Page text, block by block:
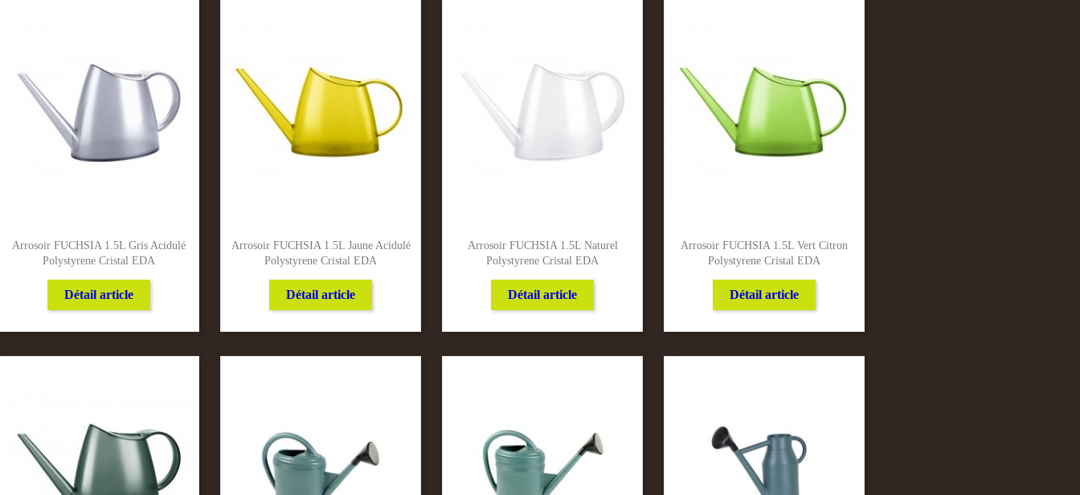
Arrosoir FUCHSIA 1.5L Gris Acidulé
Polystyrene Cristal EDA
Détail article
Arrosoir FUCHSIA 1.5L Jaune Acidulé
Polystyrene Cristal EDA
Détail article
Arrosoir FUCHSIA 1.5L Naturel
Polystyrene Cristal EDA
Détail article
Arrosoir FUCHSIA 1.5L Vert Citron
Polystyrene Cristal EDA
Détail article